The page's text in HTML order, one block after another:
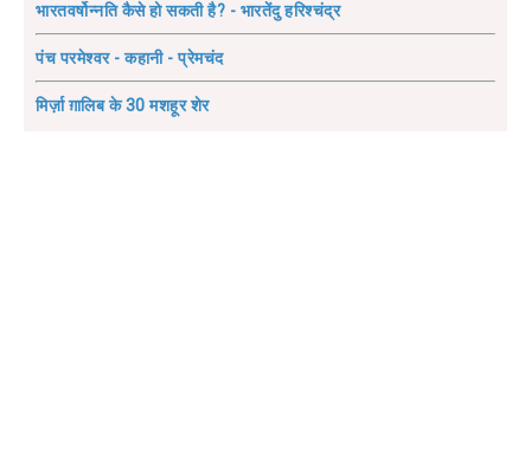
भारतवर्षोन्नति कैसे हो सकती है? - भारतेंदु हरिश्चंद्र
पंच परमेश्वर - कहानी - प्रेमचंद
मिर्ज़ा ग़ालिब के 30 मशहूर शेर